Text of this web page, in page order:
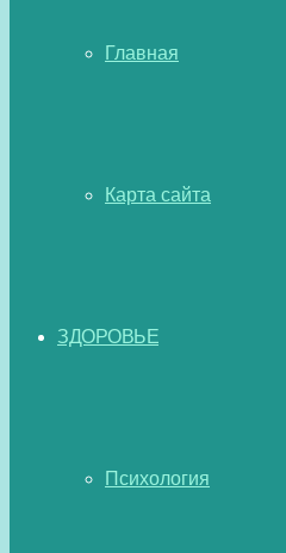
Главная
Карта сайта
ЗДОРОВЬЕ
Психология